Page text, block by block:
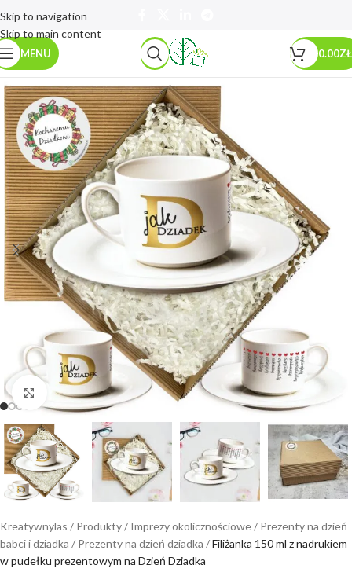
Skip to navigation
Skip to main content
MENU 0.00ZŁ
Powiększ
Kreatywnylas / Produkty/ Imprezy okolicznościowe/ Prezenty na dzień
babci i dziadka / Prezenty na dzień dziadka /Filiżanka 150 ml z nadrukiem
w pudełku prezentowym na Dzień Dziadka